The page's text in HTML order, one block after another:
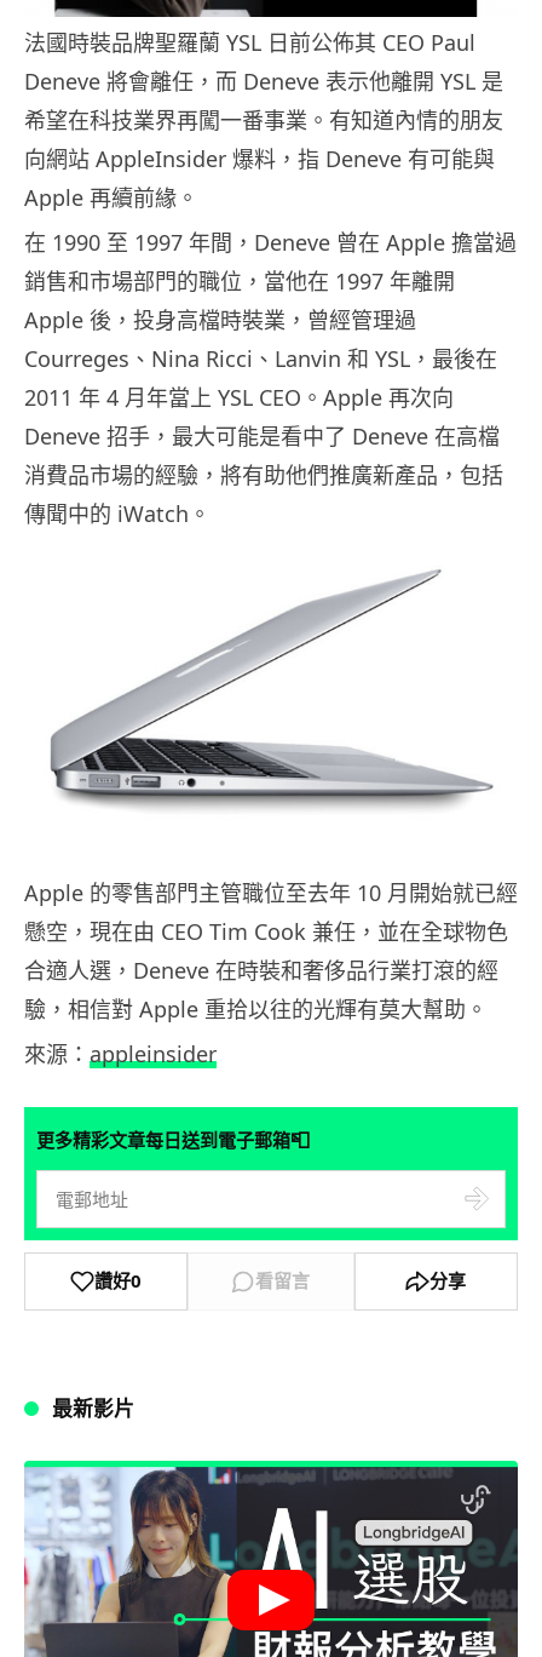
法國時裝品牌聖羅蘭 YSL 日前公佈其 CEO Paul
Deneve 將會離任，而 Deneve 表示他離開 YSL 是
希望在科技業界再闖一番事業。有知道內情的朋友
向網站 AppleInsider 爆料，指 Deneve 有可能與
Apple 再續前緣。
在 1990 至 1997 年間，Deneve 曾在 Apple 擔當過
銷售和市場部門的職位，當他在 1997 年離開
Apple 後，投身高檔時裝業，曾經管理過
Courreges、Nina Ricci、Lanvin 和 YSL，最後在
2011 年 4 月年當上 YSL CEO。Apple 再次向
Deneve 招手，最大可能是看中了 Deneve 在高檔
消費品市場的經驗，將有助他們推廣新產品，包括
傳聞中的 iWatch。
Apple 的零售部門主管職位至去年 10 月開始就已經
懸空，現在由 CEO Tim Cook 兼任，並在全球物色
合適人選，Deneve 在時裝和奢侈品行業打滾的經
驗，相信對 Apple 重拾以往的光輝有莫大幫助。
來源： appleinsider
更多精彩文章每日送到電子郵箱📮
讚好0 看留言 分享
最新影片